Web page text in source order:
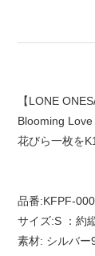
【LONE
Blooming
花びら一枚を
品番:KFPF-
サイズ:S ：約
素材: シルバー